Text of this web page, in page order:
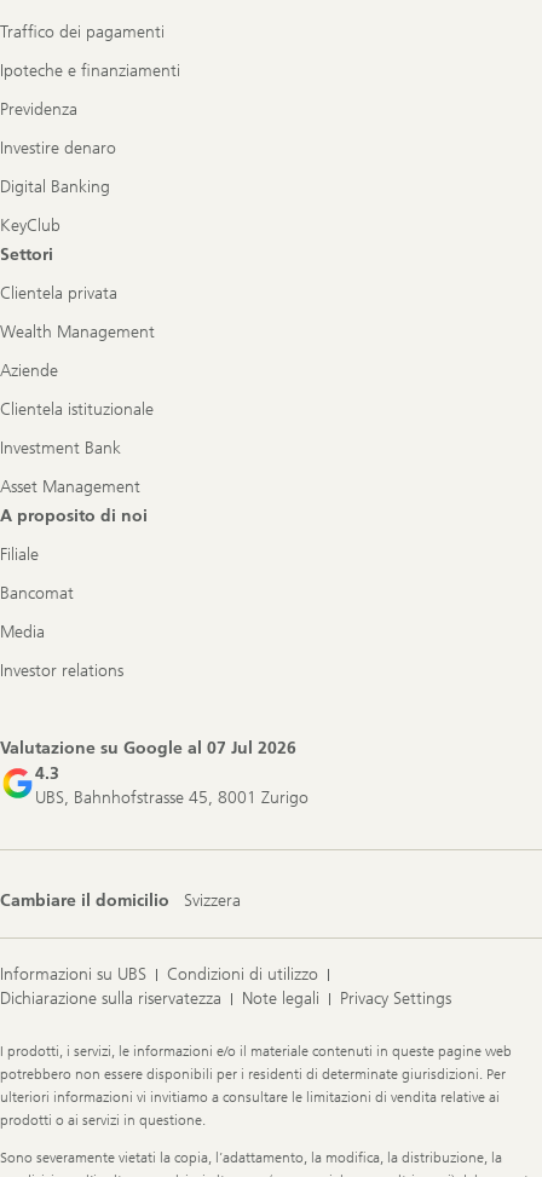
Traffico dei pagamenti
Ipoteche e finanziamenti
Previdenza
Investire denaro
Digital Banking
KeyClub
Settori
Clientela privata
Wealth Management
Aziende
Clientela istituzionale
Investment Bank
Asset Management
A proposito di noi
Filiale
Bancomat
Media
Investor relations
Valutazione su Google al 07 Jul 2026
4.3
UBS, Bahnhofstrasse 45, 8001 Zurigo
Cambiare il domicilio Svizzera
Informazioni su UBS
Condizioni di utilizzo
Dichiarazione sulla riservatezza
Note legali Privacy Settings
Legal
Information
I prodotti, i servizi, le informazioni e/o il materiale contenuti in queste pagine web
potrebbero non essere disponibili per i residenti di determinate giurisdizioni. Per
ulteriori informazioni vi invitiamo a consultare le limitazioni di vendita relative ai
prodotti o ai servizi in questione.
Sono severamente vietati la copia, l’adattamento, la modifica, la distribuzione, la